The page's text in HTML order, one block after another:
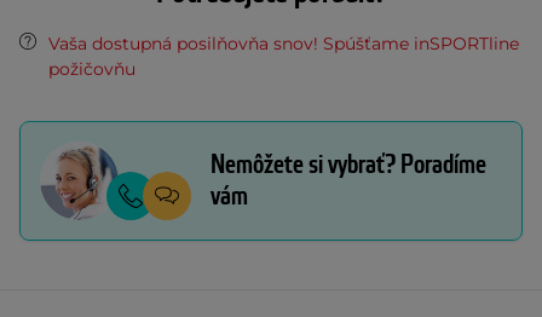
Vaša dostupná posilňovňa snov! Spúšťame inSPORTline
požičovňu
Nemôžete si vybrať? Poradíme
vám